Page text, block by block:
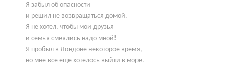
Я забыл об опасности
и решил не возвращаться домой.
Я не хотел, чтобы мои друзья
и семья смеялись надо мной!
Я пробыл в Лондоне некоторое время,
но мне все еще хотелось выйти в море.